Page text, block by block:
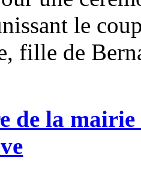
le
fille de
de la